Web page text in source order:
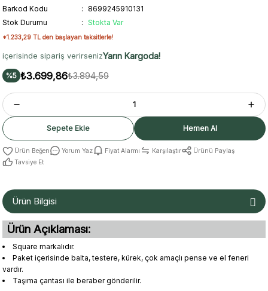
Barkod Kodu
8699245910131
Stok Durumu
Stokta Var
*1.233,29 TL den başlayan taksitlerle!
içerisinde sipariş verirsenizYarın Kargoda!
%5 ₺3.699,86₺3.894,59
Sepete Ekle Hemen Al
Yorum Yaz Fiyat Alarmı Karşılaştır
Ürünü Paylaş
Tavsiye Et
Ürün Bilgisi
Ürün Açıklaması:
Square markalıdır.
Paket içerisinde balta, testere, kürek, çok amaçlı pense ve el feneri
vardır.
Taşıma çantası ile beraber gönderilir.